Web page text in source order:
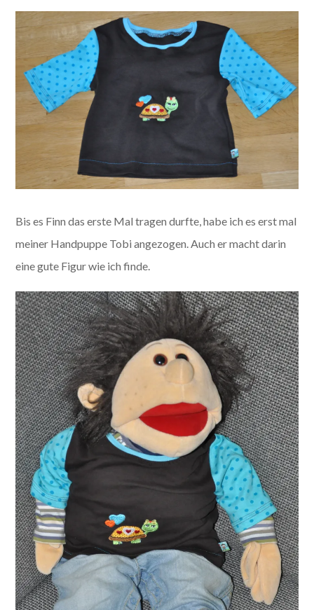
Bis es Finn das erste Mal tragen durfte, habe ich es erst mal
meiner Handpuppe Tobi angezogen. Auch er macht darin
eine gute Figur wie ich finde.